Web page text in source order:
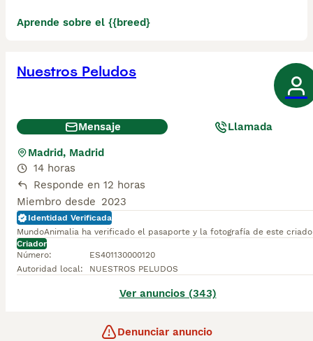
Aprende sobre el {{breed}
Nuestros Peludos
Mensaje Llamada
Madrid, Madrid
14 horas
Responde en 12 horas
Miembro desde 2023
Identidad Verificada
MundoAnimalia ha verificado el pasaporte y la fotografía de este
Criador
Número:
ES401130000120
Autoridad local: NUESTROS PELUDOS
Ver anuncios (343)
Denunciar anuncio